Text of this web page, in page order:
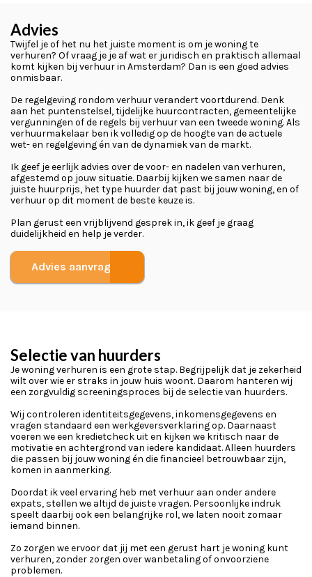
Advies
Twijfel je of het nu het juiste moment is om je woning te
verhuren? Of vraag je je af wat er juridisch en praktisch allemaal
komt kijken bij verhuur in Amsterdam? Dan is een goed advies
onmisbaar.
De regelgeving rondom verhuur verandert voortdurend. Denk
aan het puntenstelsel, tijdelijke huurcontracten, gemeentelijke
vergunningen of de regels bij verhuur van een tweede woning. Als
verhuurmakelaar ben ik volledig op de hoogte van de actuele
wet- en regelgeving én van de dynamiek van de markt.
Ik geef je eerlijk advies over de voor- en nadelen van verhuren,
afgestemd op jouw situatie. Daarbij kijken we samen naar de
juiste huurprijs, het type huurder dat past bij jouw woning, en of
verhuur op dit moment de beste keuze is.
Plan gerust een vrijblijvend gesprek in, ik geef je graag
duidelijkheid en help je verder.
Advies aanvragen
Selectie van huurders
Je woning verhuren is een grote stap. Begrijpelijk dat je zekerheid
wilt over wie er straks in jouw huis woont. Daarom hanteren wij
een zorgvuldig screeningsproces bij de selectie van huurders.
Wij controleren identiteitsgegevens, inkomensgegevens en
vragen standaard een werkgeversverklaring op. Daarnaast
voeren we een kredietcheck uit en kijken we kritisch naar de
motivatie en achtergrond van iedere kandidaat. Alleen huurders
die passen bij jouw woning én die financieel betrouwbaar zijn,
komen in aanmerking.
Doordat ik veel ervaring heb met verhuur aan onder andere
expats, stellen we altijd de juiste vragen. Persoonlijke indruk
speelt daarbij ook een belangrijke rol, we laten nooit zomaar
iemand binnen.
Zo zorgen we ervoor dat jij met een gerust hart je woning kunt
verhuren, zonder zorgen over wanbetaling of onvoorziene
problemen.